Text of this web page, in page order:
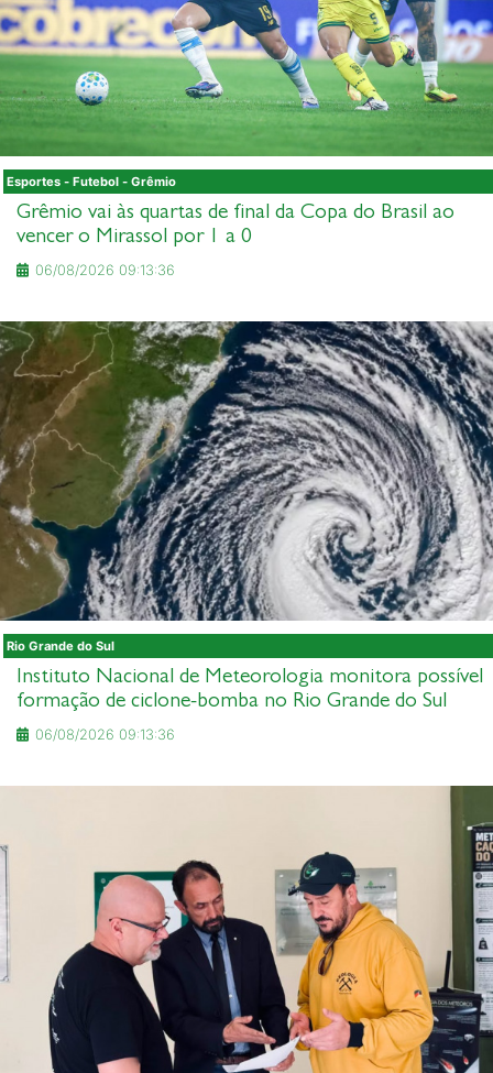
Esportes - Futebol - Grêmio
Grêmio vai às quartas de final da Copa do Brasil ao
vencer o Mirassol por 1 a 0
06/08/2026 09:13:36
Rio Grande do Sul
Instituto Nacional de Meteorologia monitora possível
formação de ciclone-bomba no Rio Grande do Sul
06/08/2026 09:13:36